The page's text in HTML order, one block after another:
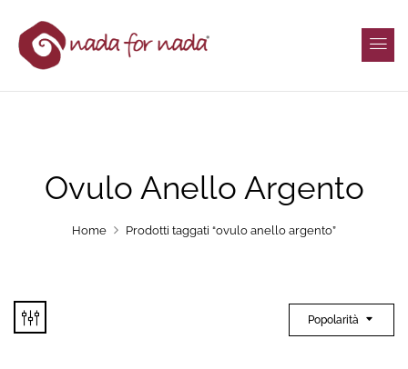
Ovulo Anello Argento
Home Prodotti taggati “ovulo anello argento”
Popolarità